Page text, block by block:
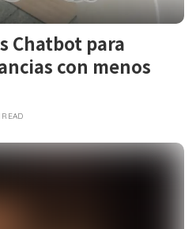
Chatbot para
con menos